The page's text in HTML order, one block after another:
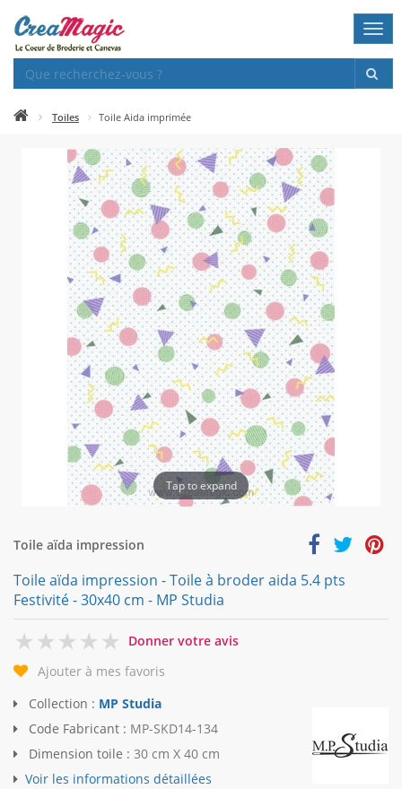
Toiles Toile Aida imprimée
Tap to expand
Toile aïda impression
Toile aïda impression - Toile à broder aida 5.4 pts
Festivité - 30x40 cm - MP Studia
0
Donner votre avis
Ajouter à mes favoris
Collection : MP Studia
Code Fabricant : MP-SKD14-134
Dimension toile : 30 cm X 40 cm
Voir les informations détaillées